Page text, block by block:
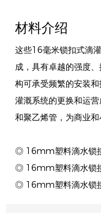
材料介绍
这些16毫米锁扣式滴
成，具有卓越的强度
构可承受频繁的安装
灌溉系统的更换和运
和聚乙烯管，为商业和
◎ 16mm塑料滴水锁
◎ 16mm塑料滴水锁
◎ 16mm塑料滴水锁